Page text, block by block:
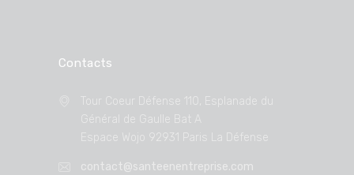
Contacts
Tour Coeur Défense 110, Esplanade du
Général de Gaulle Bat A
Espace Wojo 92931 Paris La Défense
contact@santeenentreprise.com